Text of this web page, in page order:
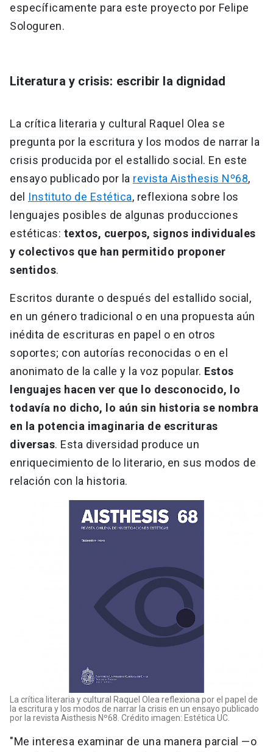
específicamente para este proyecto por Felipe
Sologuren.
Literatura y crisis: escribir la dignidad
La crítica literaria y cultural Raquel Olea se
pregunta por la escritura y los modos de narrar la
crisis producida por el estallido social. En este
ensayo publicado por la revista Aisthesis Nº68,
del Instituto de Estética, reflexiona sobre los
lenguajes posibles de algunas producciones
estéticas: textos, cuerpos, signos individuales
y colectivos que han permitido proponer
sentidos.
Escritos durante o después del estallido social,
en un género tradicional o en una propuesta aún
inédita de escrituras en papel o en otros
soportes; con autorías reconocidas o en el
anonimato de la calle y la voz popular. Estos
lenguajes hacen ver que lo desconocido, lo
todavía no dicho, lo aún sin historia se nombra
en la potencia imaginaria de escrituras
diversas. Esta diversidad produce un
enriquecimiento de lo literario, en sus modos de
relación con la historia.
La crítica literaria y cultural Raquel Olea reflexiona por el papel de
la escritura y los modos de narrar la crisis en un ensayo publicado
por la revista Aisthesis Nº68. Crédito imagen: Estética UC.
"Me interesa examinar de una manera parcial —o